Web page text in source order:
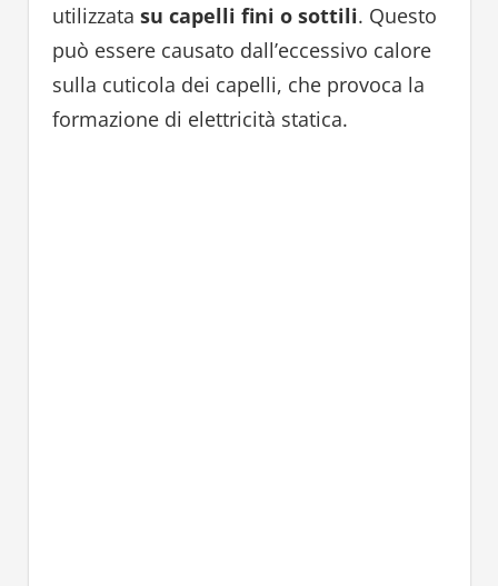
utilizzata su capelli fini o sottili. Questo
può essere causato dall’eccessivo calore
sulla cuticola dei capelli, che provoca la
formazione di elettricità statica.